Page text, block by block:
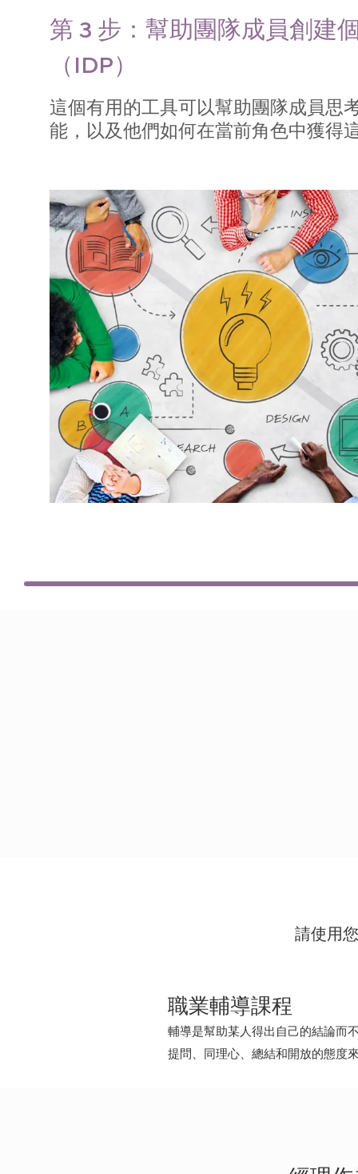
第 3 步：幫助團隊成員創建
（IDP）
這個有用的工具可以幫助團隊成員思
能，以及他們如何在當前角色中獲得
請使用
職業輔導課程
輔導是幫助某人得出自己的結論而
提問、同理心、總結和開放的態度